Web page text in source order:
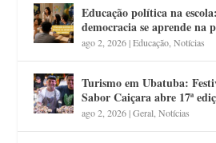
Educação política na
democracia se aprende na
ago 2, 2026|Educação ,Notícias
Turismo em Ubatuba:
Sabor Caiçara abre 17ª
ago 2, 2026|Geral ,Notícias